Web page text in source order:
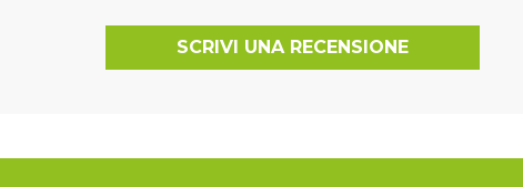
SCRIVI UNA RECENSIONE